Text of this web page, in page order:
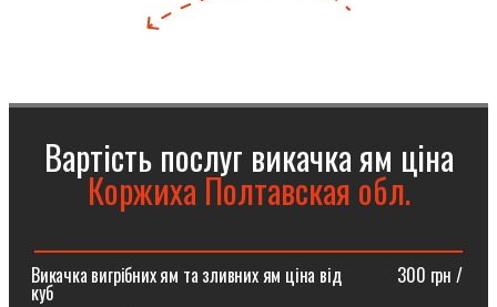
Вартість послуг викачка ям ціна
Коржиха Полтавская обл.
Викачка вигрібних ям та зливних ям ціна від ⠀⠀⠀⠀300 грн /
куб